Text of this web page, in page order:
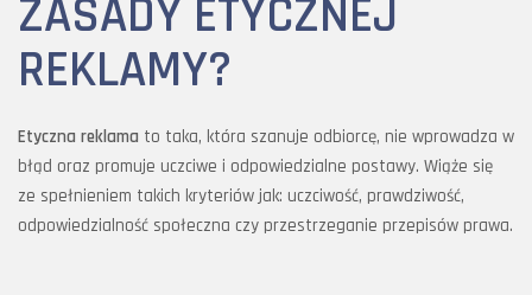
ZASADY ETYCZNEJ
REKLAMY?
Etyczna reklama to taka, która szanuje odbiorcę, nie wprowadza w
błąd oraz promuje uczciwe i odpowiedzialne postawy. Wiąże się
ze spełnieniem takich kryteriów jak: uczciwość, prawdziwość,
odpowiedzialność społeczna czy przestrzeganie przepisów prawa.